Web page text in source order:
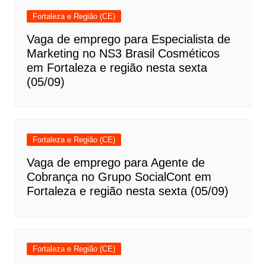
Fortaleza e Região (CE)
Vaga de emprego para Especialista de
Marketing no NS3 Brasil Cosméticos
em Fortaleza e região nesta sexta
(05/09)
Fortaleza e Região (CE)
Vaga de emprego para Agente de
Cobrança no Grupo SocialCont em
Fortaleza e região nesta sexta (05/09)
Fortaleza e Região (CE)